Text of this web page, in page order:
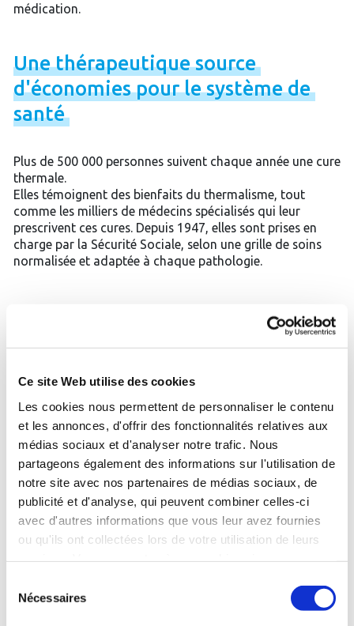
Ce site Web utilise des cookies
Les cookies nous permettent de personnaliser le contenu
et les annonces, d'offrir des fonctionnalités relatives aux
médias sociaux et d'analyser notre trafic. Nous
partageons également des informations sur l'utilisation de
notre site avec nos partenaires de médias sociaux, de
publicité et d'analyse, qui peuvent combiner celles-ci
avec d'autres informations que vous leur avez fournies
ou qu'ils ont collectées lors de votre utilisation de leurs
Nécessaires
médication.
Unethérapeutiquesource
d'économiespourlesystèmede
santé
Plus de 500 000 personnes suivent chaque année une cure
thermale.
Elles témoignent des bienfaits du thermalisme, tout
comme les milliers de médecins spécialisés qui leur
prescrivent ces cures. Depuis 1947, elles sont prises en
charge par la Sécurité Sociale, selon une grille de soins
normalisée et adaptée à chaque pathologie.